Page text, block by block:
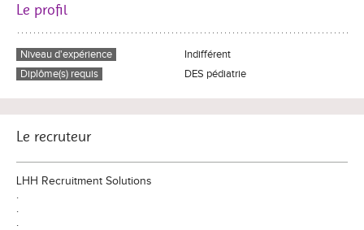
Le profil
Niveau d'expérience
Indifférent
Diplôme(s) requis
DES pédiatrie
Le recruteur
LHH Recruitment Solutions
.
.
.